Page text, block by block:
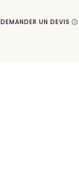
DEMANDER UN DEVIS